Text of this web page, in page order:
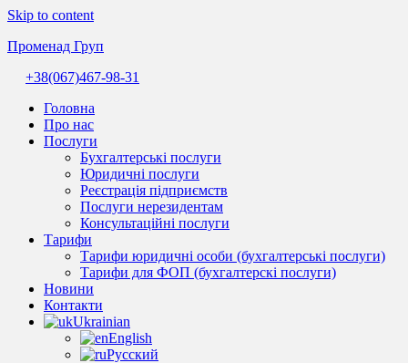
Skip to content
Променад Груп
бухгалтерські
послуги
професійна
допомога
бухгалтера.
Надійний
бізнесу
+38(067)467-98-31
Головна
Про нас
Послуги
Бухгалтерські послуги
Юридичні послуги
Реєстрація підприємств
Послуги нерезидентам
Консультаційні послуги
Тарифи
Тарифи юридичні особи (бухгалтерські послуги)
Тарифи для ФОП (бухгалтерскі послуги)
Новини
Контакти
Ukrainian
English
Русский